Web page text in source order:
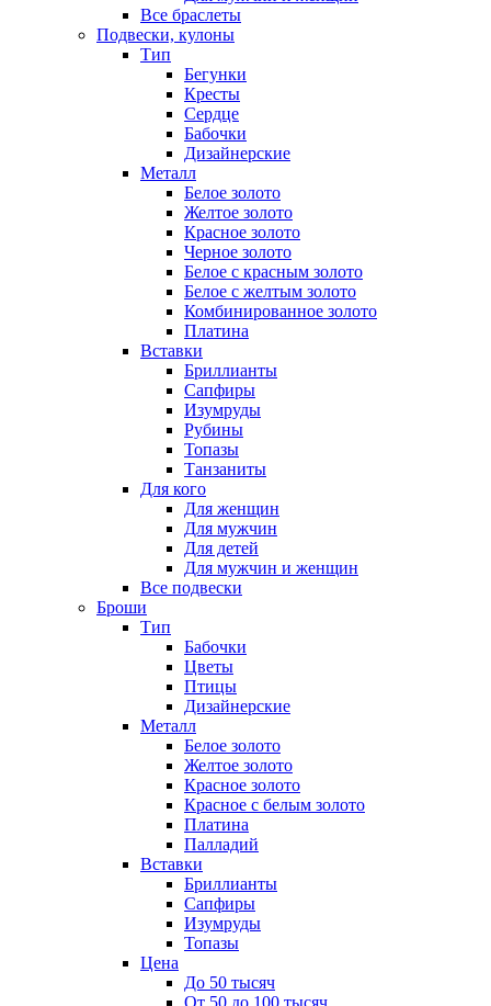
Все браслеты
Подвески, кулоны
Тип
Бегунки
Кресты
Сердце
Бабочки
Дизайнерские
Металл
Белое золото
Желтое золото
Красное золото
Черное золото
Белое с красным золото
Белое с желтым золото
Комбинированное золото
Платина
Вставки
Бриллианты
Сапфиры
Изумруды
Рубины
Топазы
Танзаниты
Для кого
Для женщин
Для мужчин
Для детей
Для мужчин и женщин
Все подвески
Броши
Тип
Бабочки
Цветы
Птицы
Дизайнерские
Металл
Белое золото
Желтое золото
Красное золото
Красное с белым золото
Платина
Палладий
Вставки
Бриллианты
Сапфиры
Изумруды
Топазы
Цена
До 50 тысяч
От 50 до 100 тысяч